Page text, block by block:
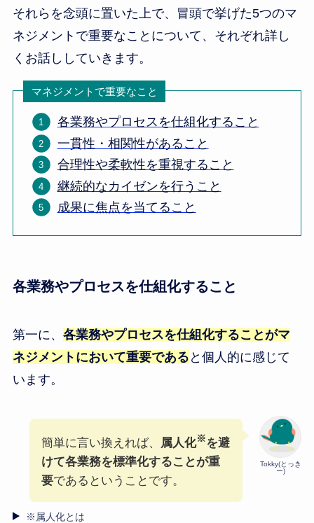
それらを念頭に置いた上で、冒頭で挙げた5つのマ
ネジメントで重要なことについて、それぞれ詳し
くお話ししていきます。
マネジメントで重要なこと
各業務やプロセスを仕組化すること
一貫性・相関性があること
合理性や柔軟性を重視すること
継続的なカイゼンを行うこと
成果に焦点を当てること
各業務やプロセスを仕組化すること
第一に、 各業務やプロセスを仕組化することがマ
ネジメントにおいて重要である と個人的に感じて
います。
Tokky(とっき
ー)
簡単に言い換えれば、 属人化※を避
けて各業務を標準化することが重
要であるということです。
※属人化とは